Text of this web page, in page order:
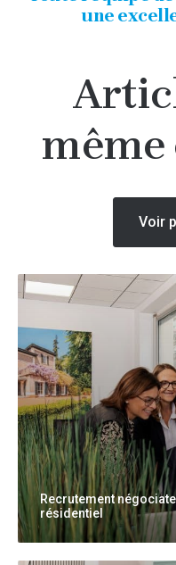
une
Voir
Recrutement
résidentiel